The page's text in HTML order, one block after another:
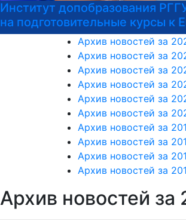
Институт допобразования
на подготовительные курсы к
Архив новостей за
Архив новостей за
Архив новостей за
Архив новостей за
Архив новостей за
Архив новостей за
Архив новостей за
Архив новостей за
Архив новостей за
Архив новостей за
Архив новостей за